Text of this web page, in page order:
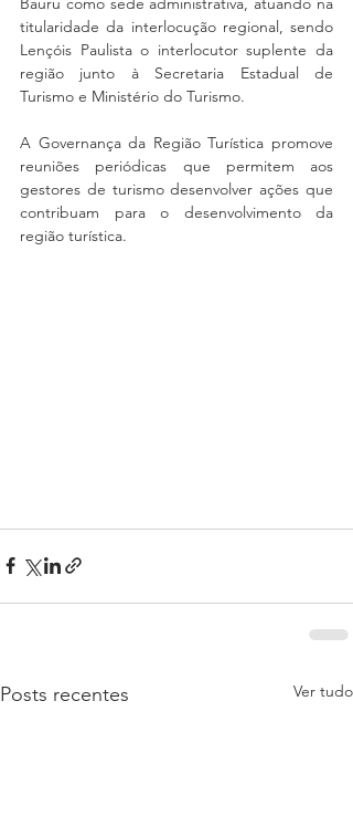
titularidade da interlocução regional, sendo
Lençóis Paulista o interlocutor suplente da
região junto à Secretaria Estadual de
Turismo e Ministério do Turismo.
A Governança da Região Turística promove
reuniões periódicas que permitem aos
gestores de turismo desenvolver ações que
contribuam para o desenvolvimento da
região turística.
Posts recentes Ver tudo